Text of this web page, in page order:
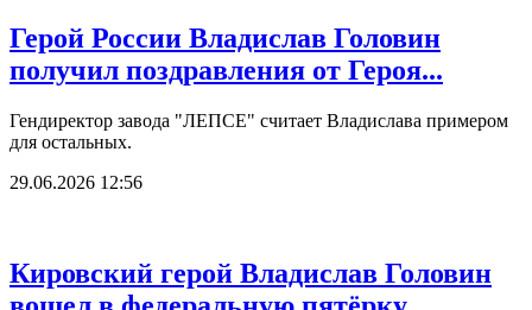
Герой России Владислав Головин
получил поздравления от Героя...
Гендиректор завода "ЛЕПСЕ" считает Владислава примером
для остальных.
29.06.2026 12:56
Кировский герой Владислав Головин